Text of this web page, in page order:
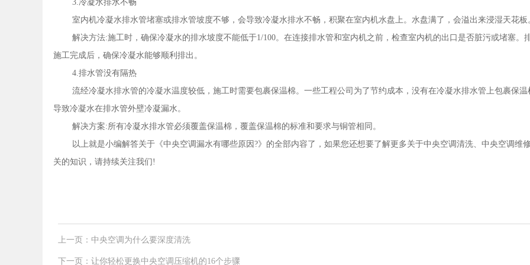
室内机冷凝水排水管堵塞或排水管坡度不够，会导致冷凝水排水不畅，积聚在室内机水盘上。水盘满了，会溢出来浸湿天花板
解决方法:施工时，确保冷凝水的排水坡度不能低于1/100。在连接排水管和室内机之前，检查室内机的出口是否脏污或堵塞。
施工完成后，确保冷凝水能够顺利排出。
4.排水管没有隔热
流经冷凝水排水管的冷凝水温度较低，施工时需要包裹保温棉。一些工程公司为了节约成本，没有在冷凝水排水管上包裹保温
导致冷凝水在排水管外壁冷凝漏水。
解决方案:所有冷凝水排水管必须覆盖保温棉，覆盖保温棉的标准和要求与铜管相同。
以上就是小编解答关于《中央空调漏水有哪些原因?》的全部内容了，如果您还想要了解更多关于中央空调清洗、中央空调维
关的知识，请持续关注我们!
上一页：中央空调为什么要深度清洗
下一页：让你轻松更换中央空调压缩机的16个步骤